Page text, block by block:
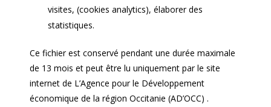
visites, (cookies analytics), élaborer des
statistiques.
Ce fichier est conservé pendant une durée maximale
de 13 mois et peut être lu uniquement par le site
internet de L’Agence pour le Développement
économique de la région Occitanie (AD’OCC) .